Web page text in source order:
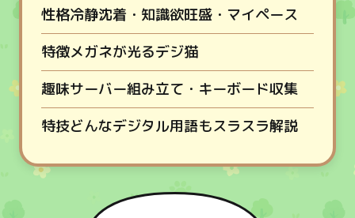
性格冷静沈着・知識欲旺盛・マイペース
特徴メガネが光るデジ猫
趣味サーバー組み立て・キーボード収集
特技どんなデジタル用語もスラスラ解説